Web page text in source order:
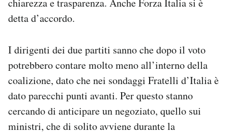
chiarezza e trasparenza. Anche Forza Italia si è
detta d’accordo.
I dirigenti dei due partiti sanno che dopo il voto
potrebbero contare molto meno all’interno della
coalizione, dato che nei sondaggi Fratelli d’Italia è
dato parecchi punti avanti. Per questo stanno
cercando di anticipare un negoziato, quello sui
ministri, che di solito avviene durante la